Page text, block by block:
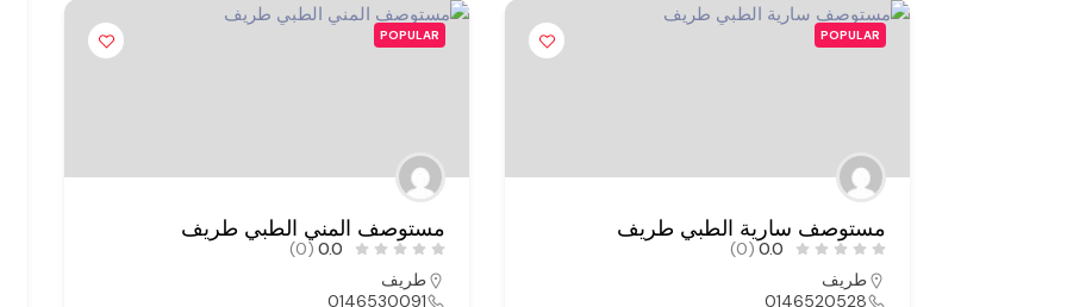
POPULAR
مستوصف سارية الطبي طريف
0.0
(0)
طريف
0146520528
POPULAR
مستوصف المني الطبي طريف
0.0
(0)
طريف
0146530091